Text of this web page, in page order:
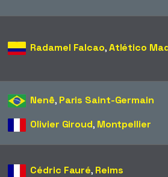
Radamel Falcao,Atlético
Nenê, Paris Saint-Germain
Olivier Giroud, Montpellier
Cédric Fauré, Reims